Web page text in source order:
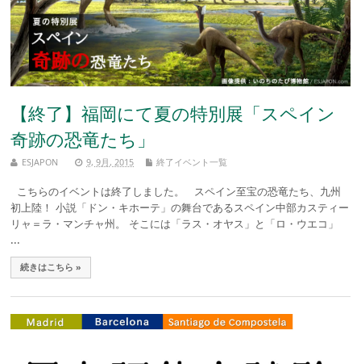
【終了】福岡にて夏の特別展「スペイン
奇跡の恐竜たち」
ESJAPON 9, 9月, 2015 終了イベント一覧
こちらのイベントは終了しました。 スペイン至宝の恐竜たち、九州
初上陸！ 小説「ドン・キホーテ」の舞台であるスペイン中部カスティー
リャ＝ラ・マンチャ州。 そこには「ラス・オヤス」と「ロ・ウエコ」
...
続きはこちら »